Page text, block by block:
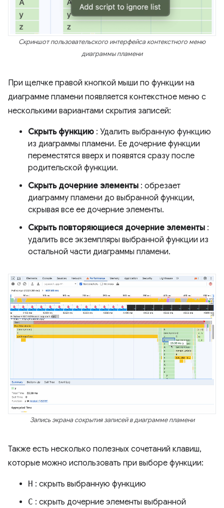
Скриншот пользовательского интерфейса контекстного меню
диаграммы пламени
При щелчке правой кнопкой мыши по функции на
диаграмме пламени появляется контекстное меню с
несколькими вариантами скрытия записей:
Скрыть функцию : Удалить выбранную функцию
из диаграммы пламени. Ее дочерние функции
переместятся вверх и появятся сразу после
родительской функции.
Скрыть дочерние элементы : обрезает
диаграмму пламени до выбранной функции,
скрывая все ее дочерние элементы.
Скрыть повторяющиеся дочерние элементы :
удалить все экземпляры выбранной функции из
остальной части диаграммы пламени.
Запись экрана сокрытия записей в диаграмме пламени
Также есть несколько полезных сочетаний клавиш,
которые можно использовать при выборе функции:
H : скрыть выбранную функцию
C : скрыть дочерние элементы выбранной